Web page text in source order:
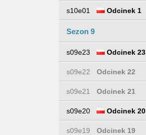
s10e01 Odcinek 1
Sezon 9
s09e23 Odcinek 23
s09e22 Odcinek 22
s09e21 Odcinek 21
s09e20 Odcinek 20
s09e19 Odcinek 19